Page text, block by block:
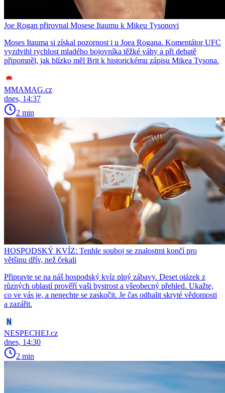
Joe Rogan přirovnal Mosese Itaumu k Mikeu Tysonovi
Moses Itauma si získal pozornost i u Joea Rogana. Komentátor UFC
vyzdvihl rychlost mladého bojovníka těžké váhy a při debatě
připomněl, jak blízko měl Brit k historickému zápisu Mikea Tysona.
MMAMAG.cz
dnes, 14:37
2 min
HOSPODSKÝ KVÍZ: Tenhle souboj se znalostmi končí pro
většinu dřív, než čekali
Připravte se na náš hospodský kvíz plný zábavy. Deset otázek z
různých oblastí prověří vaši bystrost a všeobecný přehled. Ukažte,
co ve vás je, a nenechte se zaskočit. Je čas odhalit skryté vědomosti
a zazářit.
NESPECHEJ.cz
dnes, 14:30
2 min